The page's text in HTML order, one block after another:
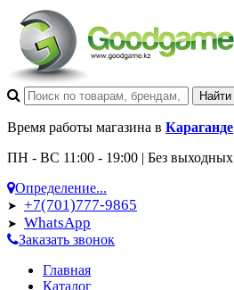
Время работы магазина в Караганде
ПН - ВС 11:00 - 19:00 | Без выходных
Определение...
➤ +7(701)777-9865
➤ WhatsApp
Заказать звонок
Главная
Каталог